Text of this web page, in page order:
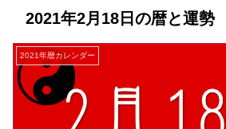
2021年2月18日の暦と運勢
2021年暦カレンダー